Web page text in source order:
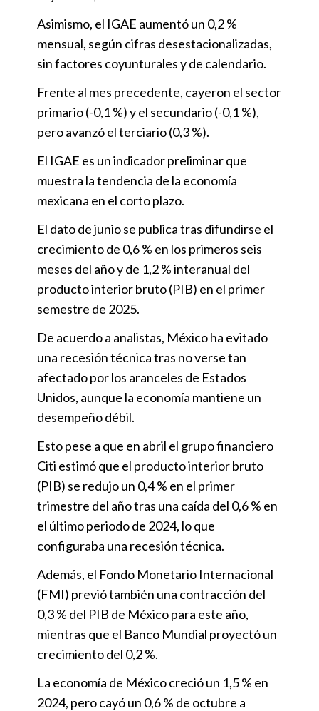
Asimismo, el IGAE aumentó un 0,2 %
mensual, según cifras desestacionalizadas,
sin factores coyunturales y de calendario.
Frente al mes precedente, cayeron el sector
primario (-0,1 %) y el secundario (-0,1 %),
pero avanzó el terciario (0,3 %).
El IGAE es un indicador preliminar que
muestra la tendencia de la economía
mexicana en el corto plazo.
El dato de junio se publica tras difundirse el
crecimiento de 0,6 % en los primeros seis
meses del año y de 1,2 % interanual del
producto interior bruto (PIB) en el primer
semestre de 2025.
De acuerdo a analistas, México ha evitado
una recesión técnica tras no verse tan
afectado por los aranceles de Estados
Unidos, aunque la economía mantiene un
desempeño débil.
Esto pese a que en abril el grupo financiero
Citi estimó que el producto interior bruto
(PIB) se redujo un 0,4 % en el primer
trimestre del año tras una caída del 0,6 % en
el último periodo de 2024, lo que
configuraba una recesión técnica.
Además, el Fondo Monetario Internacional
(FMI) previó también una contracción del
0,3 % del PIB de México para este año,
mientras que el Banco Mundial proyectó un
crecimiento del 0,2 %.
La economía de México creció un 1,5 % en
2024, pero cayó un 0,6 % de octubre a